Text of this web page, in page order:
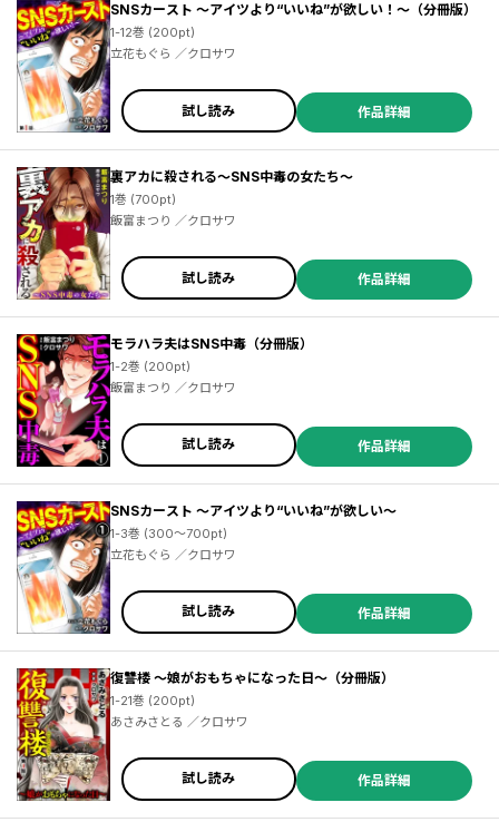
SNSカースト ～アイツより“いいね”が欲しい！～（分冊版）
1-12巻 (200pt)
立花もぐら ／クロサワ
試し読み 作品詳細
裏アカに殺される～SNS中毒の女たち～
1巻 (700pt)
飯富まつり ／クロサワ
試し読み 作品詳細
モラハラ夫はSNS中毒（分冊版）
1-2巻 (200pt)
飯富まつり ／クロサワ
試し読み 作品詳細
SNSカースト ～アイツより“いいね”が欲しい～
1-3巻 (300～700pt)
立花もぐら ／クロサワ
試し読み 作品詳細
復讐楼 ～娘がおもちゃになった日～（分冊版）
1-21巻 (200pt)
あさみさとる ／クロサワ
試し読み 作品詳細